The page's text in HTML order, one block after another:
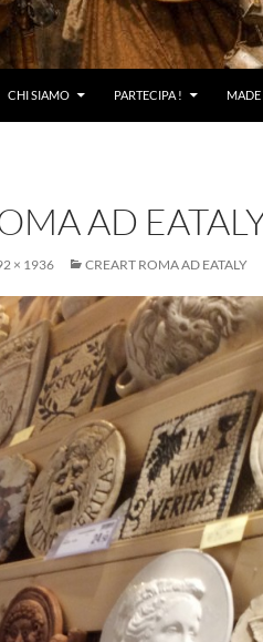
CHI SIAMO PARTECIPA !
AD
× 1936 CREART ROMA AD EATALY